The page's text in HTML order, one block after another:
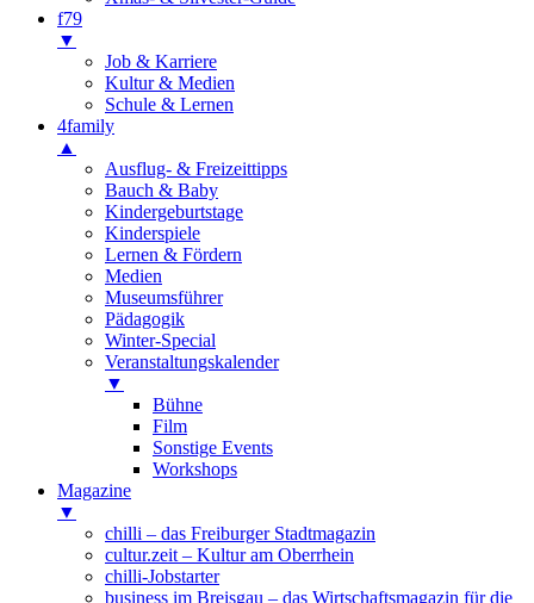
f79
▼
Job & Karriere
Kultur & Medien
Schule & Lernen
4family
▲
Ausflug- & Freizeittipps
Bauch & Baby
Kindergeburtstage
Kinderspiele
Lernen & Fördern
Medien
Museumsführer
Pädagogik
Winter-Special
Veranstaltungskalender
▼
Bühne
Film
Sonstige Events
Workshops
Magazine
▼
chilli – das Freiburger Stadtmagazin
cultur.zeit – Kultur am Oberrhein
chilli-Jobstarter
business im Breisgau – das Wirtschaftsmagazin für die